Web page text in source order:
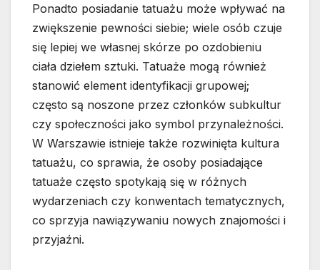
Ponadto posiadanie tatuażu może wpływać na
zwiększenie pewności siebie; wiele osób czuje
się lepiej we własnej skórze po ozdobieniu
ciała dziełem sztuki. Tatuaże mogą również
stanowić element identyfikacji grupowej;
często są noszone przez członków subkultur
czy społeczności jako symbol przynależności.
W Warszawie istnieje także rozwinięta kultura
tatuażu, co sprawia, że osoby posiadające
tatuaże często spotykają się w różnych
wydarzeniach czy konwentach tematycznych,
co sprzyja nawiązywaniu nowych znajomości i
przyjaźni.